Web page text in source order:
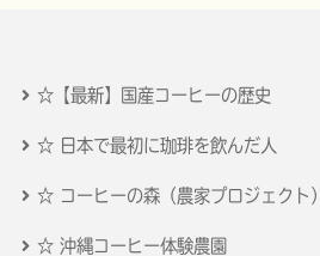
☆【最新】国産コーヒーの歴史
☆ 日本で最初に珈琲を飲んだ人
☆ コーヒーの森（農家プロジェクト）
☆ 沖縄コーヒー体験農園